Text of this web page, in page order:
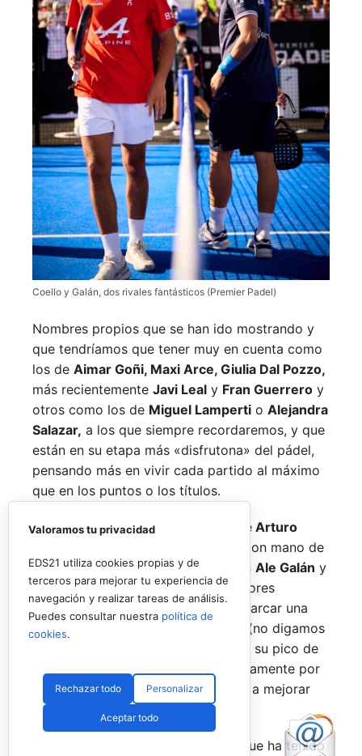
Coello y Galán, dos rivales fantásticos (Premier Padel)
Nombres propios que se han ido mostrando y
que tendríamos que tener muy en cuenta como
los de Aimar Goñi, Maxi Arce, Giulia Dal Pozzo,
más recientemente Javi Leal y Fran Guerrero y
otros como los de Miguel Lamperti o Alejandra
Salazar, a los que siempre recordaremos, y que
están en su etapa más «disfrutona» del pádel,
pensando más en vivir cada partido al máximo
que en los puntos o los títulos.
No por ello hemos de olvidarnos de Arturo
que rigen con mano de
hierro el circuito pero que tienen en Ale Galán y
enFede Chingottoa dos competidores
sublimes. Dos parejas llamadas a marcar una
época por lo difícil que es jugarles (no digamos
ya ganarles) y que cuando están en su pico de
forma, son una delicia y que, precisamente por
esa rivalidad que tienen, se obligan a mejorar
constantemente.
Una primera mitad de temporada que ha tenido
Valoramos tu privacidad
EDS21 utiliza cookies propias y de
terceros para mejorar tu experiencia de
navegación y realizar tareas de análisis.
Puedes consultar nuestra política de
cookies.
Rechazar todo Personalizar
Aceptar todo